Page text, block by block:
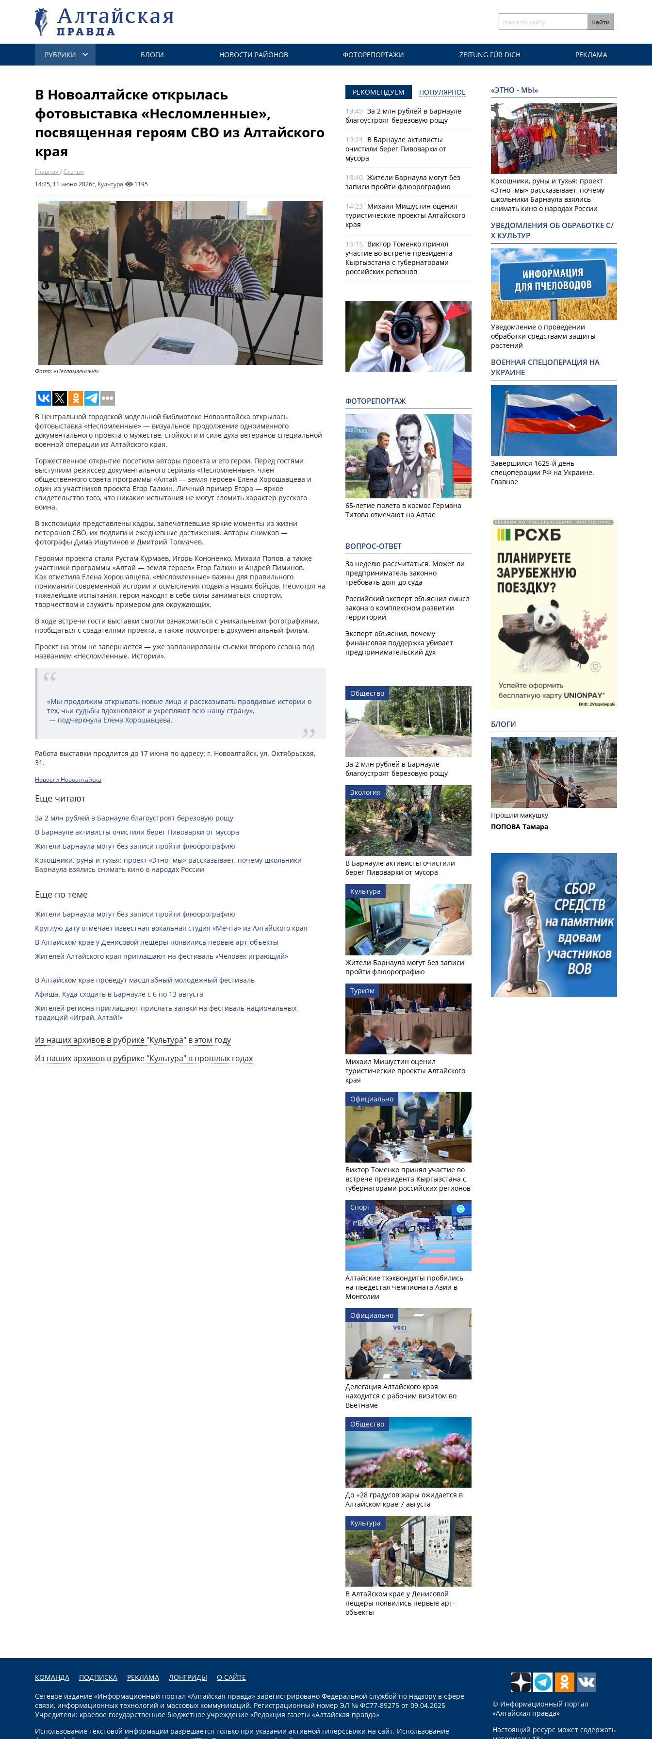
РУБРИКИ БЛОГИ НОВОСТИ РАЙОНОВ ФОТОРЕПОРТАЖИ ZEITUNG FÜR DICH РЕКЛАМА
В Новоалтайске открылась
фотовыставка «Несломленные»,
посвященная героям СВО из Алтайского
края
Главная /Статьи
14:25, 11 июня 2026г, Культура 1195
Фото: «Несломленные»
В Центральной городской модельной библиотеке Новоалтайска открылась
фотовыставка «Несломленные» — визуальное продолжение одноименного
документального проекта о мужестве, стойкости и силе духа ветеранов специальной
военной операции из Алтайского края.
Торжественное открытие посетили авторы проекта и его герои. Перед гостями
выступили режиссер документального сериала «Несломленные», член
общественного совета программы «Алтай — земля героев» Елена Хорошавцева и
один из участников проекта Егор Галкин. Личный пример Егора — яркое
свидетельство того, что никакие испытания не могут сломить характер русского
воина.
В экспозиции представлены кадры, запечатлевшие яркие моменты из жизни
ветеранов СВО, их подвиги и ежедневные достижения. Авторы снимков —
фотографы Дима Ишутинов и Дмитрий Толмачев.
Героями проекта стали Рустам Курмаев, Игорь Кононенко, Михаил Попов, а также
участники программы «Алтай — земля героев» Егор Галкин и Андрей Пиминов.
Как отметила Елена Хорошавцева, «Несломленные» важны для правильного
понимания современной истории и осмысления подвига наших бойцов. Несмотря на
тяжелейшие испытания, герои находят в себе силы заниматься спортом,
творчеством и служить примером для окружающих.
В ходе встречи гости выставки смогли ознакомиться с уникальными фотографиями,
пообщаться с создателями проекта, а также посмотреть документальный фильм.
Проект на этом не завершается — уже запланированы съемки второго сезона под
названием «Несломленные. Истории».
«Мы продолжим открывать новые лица и рассказывать правдивые истории о
тех, чьи судьбы вдохновляют и укрепляют всю нашу страну»,
— подчеркнула Елена Хорошавцева.
Работа выставки продлится до 17 июня по адресу: г. Новоалтайск, ул. Октябрьская,
31.
Новости Новоалтайска
Еще читают
За 2 млн рублей в Барнауле благоустроят березовую рощу
В Барнауле активисты очистили берег Пивоварки от мусора
Жители Барнаула могут без записи пройти флюорографию
Кокошники, руны и тухья: проект «Этно -мы» рассказывает, почему школьники
Барнаула взялись снимать кино о народах России
Еще по теме
Жители Барнаула могут без записи пройти флюорографию
Круглую дату отмечает известная вокальная студия «Мечта» из Алтайского края
В Алтайском крае у Денисовой пещеры появились первые арт-объекты
Жителей Алтайского края приглашают на фестиваль «Человек играющий»
В Алтайском крае проведут масштабный молодежный фестиваль
Афиша. Куда сходить в Барнауле с 6 по 13 августа
Жителей региона приглашают прислать заявки на фестиваль национальных
традиций «Играй, Алтай!»
Из наших архивов в рубрике "Культура" в этом году
Из наших архивов в рубрике "Культура" в прошлых годах
РЕКОМЕНДУЕМ ПОПУЛЯРНОЕ
19:45 За 2 млн рублей в Барнауле
благоустроят березовую рощу
19:24 В Барнауле активисты
очистили берег Пивоварки от
мусора
18:40 Жители Барнаула могут без
записи пройти флюорографию
14:23 Михаил Мишустин оценил
туристические проекты Алтайского
края
13:15 Виктор Томенко принял
участие во встрече президента
Кыргызстана с губернаторами
российских регионов
ФОТОРЕПОРТАЖ
65-летие полета в космос Германа
Титова отмечают на Алтае
ВОПРОС-ОТВЕТ
За неделю рассчитаться. Может ли
предприниматель законно
требовать долг до суда
Российский эксперт объяснил смысл
закона о комплексном развитии
территорий
Эксперт объяснил, почему
финансовая поддержка убивает
предпринимательский дух
Общество
За 2 млн рублей в Барнауле
благоустроят березовую рощу
Экология
В Барнауле активисты очистили
берег Пивоварки от мусора
Культура
Жители Барнаула могут без записи
пройти флюорографию
Туризм
Михаил Мишустин оценил
туристические проекты Алтайского
края
Официально
Виктор Томенко принял участие во
встрече президента Кыргызстана с
губернаторами российских регионов
Спорт
Алтайские тхэквондиты пробились
на пьедестал чемпионата Азии в
Монголии
Официально
Делегация Алтайского края
находится с рабочим визитом во
Вьетнаме
Общество
До +28 градусов жары ожидается в
Алтайском крае 7 августа
Культура
В Алтайском крае у Денисовой
пещеры появились первые арт-
объекты
«ЭТНО - МЫ»
Кокошники, руны и тухья: проект
«Этно -мы» рассказывает, почему
школьники Барнаула взялись
снимать кино о народах России
УВЕДОМЛЕНИЯ ОБ ОБРАБОТКЕ С/
Х КУЛЬТУР
Уведомление о проведении
обработки средствами защиты
растений
ВОЕННАЯ СПЕЦОПЕРАЦИЯ НА
УКРАИНЕ
Завершился 1625-й день
спецоперации РФ на Украине.
Главное
РЕКЛАМА АО "РОССЕЛЬХОЗБАНК". ИНН 772511448.
БЛОГИ
Прошли макушку
ПОПОВА Тамара
КОМАНДА ПОДПИСКА РЕКЛАМА ЛОНГРИДЫ О САЙТЕ
Сетевое издание «Информационный портал «Алтайская правда» зарегистрировано Федеральной службой по надзору в сфере
связи, информационных технологий и массовых коммуникаций. Регистрационный номер ЭЛ № ФС77-89275 от 09.04.2025
Учредители: краевое государственное бюджетное учреждение «Редакция газеты «Алтайская правда»
Использование текстовой информации разрешается только при указании активной гиперссылки на сайт. Использование
© Информационный портал
«Алтайская правда»
Настоящий ресурс может содержать